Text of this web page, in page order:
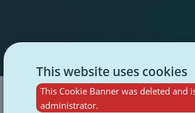
Vidéos Sondages
This website uses cookies
This Cookie Banner was deleted and
administrator.